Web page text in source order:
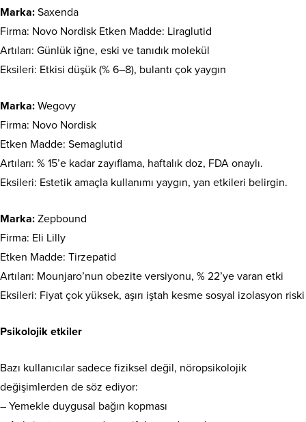
Marka: Saxenda
Firma: Novo Nordisk Etken Madde: Liraglutid
Artıları: Günlük iğne, eski ve tanıdık molekül
Eksileri: Etkisi düşük (% 6–8), bulantı çok yaygın
Marka: Wegovy
Firma: Novo Nordisk
Etken Madde: Semaglutid
Artıları: % 15’e kadar zayıflama, haftalık doz, FDA onaylı.
Eksileri: Estetik amaçla kullanımı yaygın, yan etkileri belirgin.
Marka: Zepbound
Firma: Eli Lilly
Etken Madde: Tirzepatid
Artıları: Mounjaro’nun obezite versiyonu, % 22’ye varan etki
Eksileri: Fiyat çok yüksek, aşırı iştah kesme sosyal izolasyon riski
Psikolojik etkiler
Bazı kullanıcılar sadece fiziksel değil, nöropsikolojik
değişimlerden de söz ediyor:
– Yemekle duygusal bağın kopması